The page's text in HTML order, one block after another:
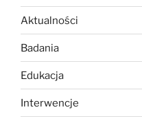
Aktualności
Badania
Edukacja
Interwencje